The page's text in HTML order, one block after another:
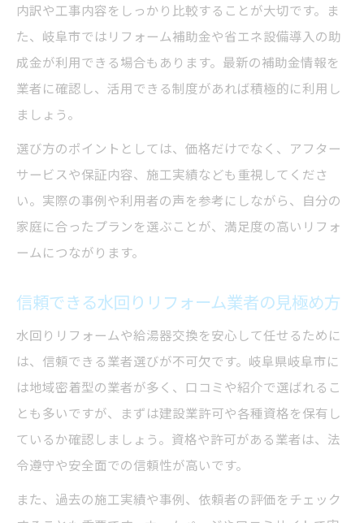
給湯器交換費用と工事内容の違いを知ろう
水回りリフォームで損しない業者選択術
見積もりチェックで給湯器リフォームの安
心感
岐阜市の給湯器と水回りリフォーム成功の秘訣
水回りリフォーム成功に必要な準備と選択
肢
水回りリフォーム後のアフターサービス活
安心して依頼できる業者選びのコツを解説
水回りリフォームと給湯器交換の事例紹介
内訳や工事内容をしっかり比較することが大切です。ま
た、岐阜市ではリフォーム補助金や省エネ設備導入の助
成金が利用できる場合もあります。最新の補助金情報を
業者に確認し、活用できる制度があれば積極的に利用し
ましょう。
選び方のポイントとしては、価格だけでなく、アフター
サービスや保証内容、施工実績なども重視してくださ
い。実際の事例や利用者の声を参考にしながら、自分の
家庭に合ったプランを選ぶことが、満足度の高いリフォ
ームにつながります。
信頼できる水回りリフォーム業者の見極め方
水回りリフォームや給湯器交換を安心して任せるために
は、信頼できる業者選びが不可欠です。岐阜県岐阜市に
は地域密着型の業者が多く、口コミや紹介で選ばれるこ
とも多いですが、まずは建設業許可や各種資格を保有し
ているか確認しましょう。資格や許可がある業者は、法
令遵守や安全面での信頼性が高いです。
また、過去の施工実績や事例、依頼者の評価をチェック